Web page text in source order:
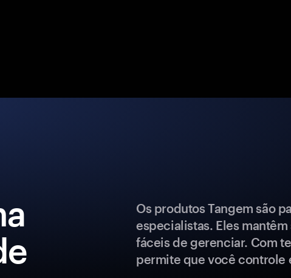
Os produtos Tangem são
especialistas. Eles
fáceis de gerenciar. Com
permite que você controle